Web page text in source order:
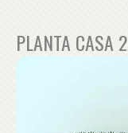
PLANTA CASA